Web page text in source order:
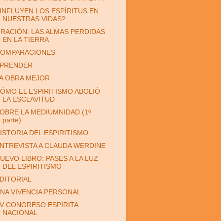
LOS ESPÍRITUS EN
NUESTRAS VIDAS?
LAS ALMAS PERDIDAS
EN LA TIERRA
OBRA MEJOR
EL ESPIRITISMO ABOLIÓ
LA ESCLAVITUD
LA MEDIUMNIDAD (1ª
parte)
DEL ESPIRITISMO
A CLAUDA WERDINE
LIBRO: PASES A LA LUZ
DEL ESPIRITISMO
VIVENCIA PERSONAL
CONGRESO ESPÍRITA
NACIONAL